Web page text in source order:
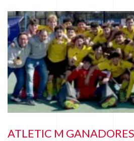
ATLETIC M